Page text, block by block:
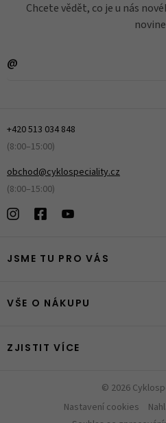
Chcete vědět, co je u nás
+420 513 034 848
(8:00–15:00)
obchod@cyklospeciality.cz
(8:00–15:00)
JSME TU PRO VÁS
VŠE O NÁKUPU
ZJISTIT VÍCE
© 2026
Nastavení cookies